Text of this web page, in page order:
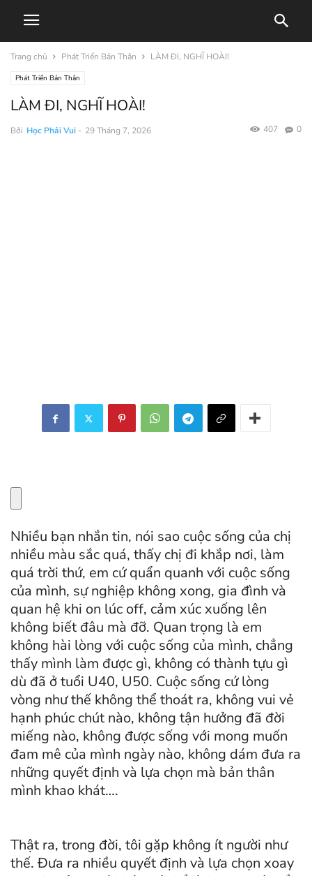
Trang chủ Phát Triển Bản Thân LÀM ĐI, NGHĨ HOÀI!
Phát Triển Bản Thân
LÀM ĐI, NGHĨ HOÀI!
Bởi Học Phải Vui - 29 Tháng 7, 2026 0
407
Nhiều bạn nhắn tin, nói sao cuộc sống của chị
nhiều màu sắc quá, thấy chị đi khắp nơi, làm
quá trời thứ, em cứ quẩn quanh với cuộc sống
của mình, sự nghiệp không xong, gia đình và
quan hệ khi on lúc off, cảm xúc xuống lên
không biết đâu mà đỡ. Quan trọng là em
không hài lòng với cuộc sống của mình, chẳng
thấy mình làm được gì, không có thành tựu gì
dù đã ở tuổi U40, U50. Cuộc sống cứ lòng
vòng như thế không thể thoát ra, không vui vẻ
hạnh phúc chút nào, không tận hưởng đã đời
miếng nào, không được sống với mong muốn
đam mê của mình ngày nào, không dám đưa ra
những quyết định và lựa chọn mà bản thân
mình khao khát….
Thật ra, trong đời, tôi gặp không ít người như
thế. Đưa ra nhiều quyết định và lựa chọn xoay